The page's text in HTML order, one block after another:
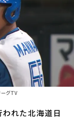
ーグTV
れた北海道日